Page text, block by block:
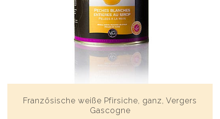
Französische weiße Pfirsiche, ganz, Vergers
Gascogne